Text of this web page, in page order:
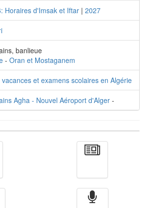
Horaires d'Imsak et Iftar | 2027
banlieue
- Oran et Mostaganem
et examens scolaires en Algérie
Agha - Nouvel Aéroport d'Alger -